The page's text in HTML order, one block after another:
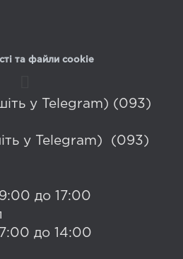
та файли cookie
у Telegram) (093)
у Telegram) (093)
до 17:00
до 14:00